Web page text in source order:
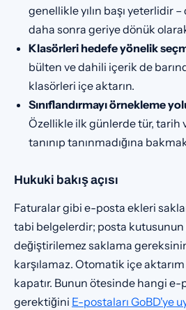
genellikle yılın başı yeterlidir
daha sonra geriye dönük
Klasörleri hedefe yönelik
bülten ve dahili içerik de
klasörleri içe aktarın.
Sınıflandırmayı örnekleme
Özellikle ilk günlerde tür, tarih
tanınıp tanınmadığına
Hukuki bakış açısı
Faturalar gibi e-posta ekleri
tabi belgelerdir; posta
değiştirilemez saklama
karşılamaz. Otomatik içe
kapatır. Bunun ötesinde hangi e-
gerektiğini E-postaları GoBD'ye